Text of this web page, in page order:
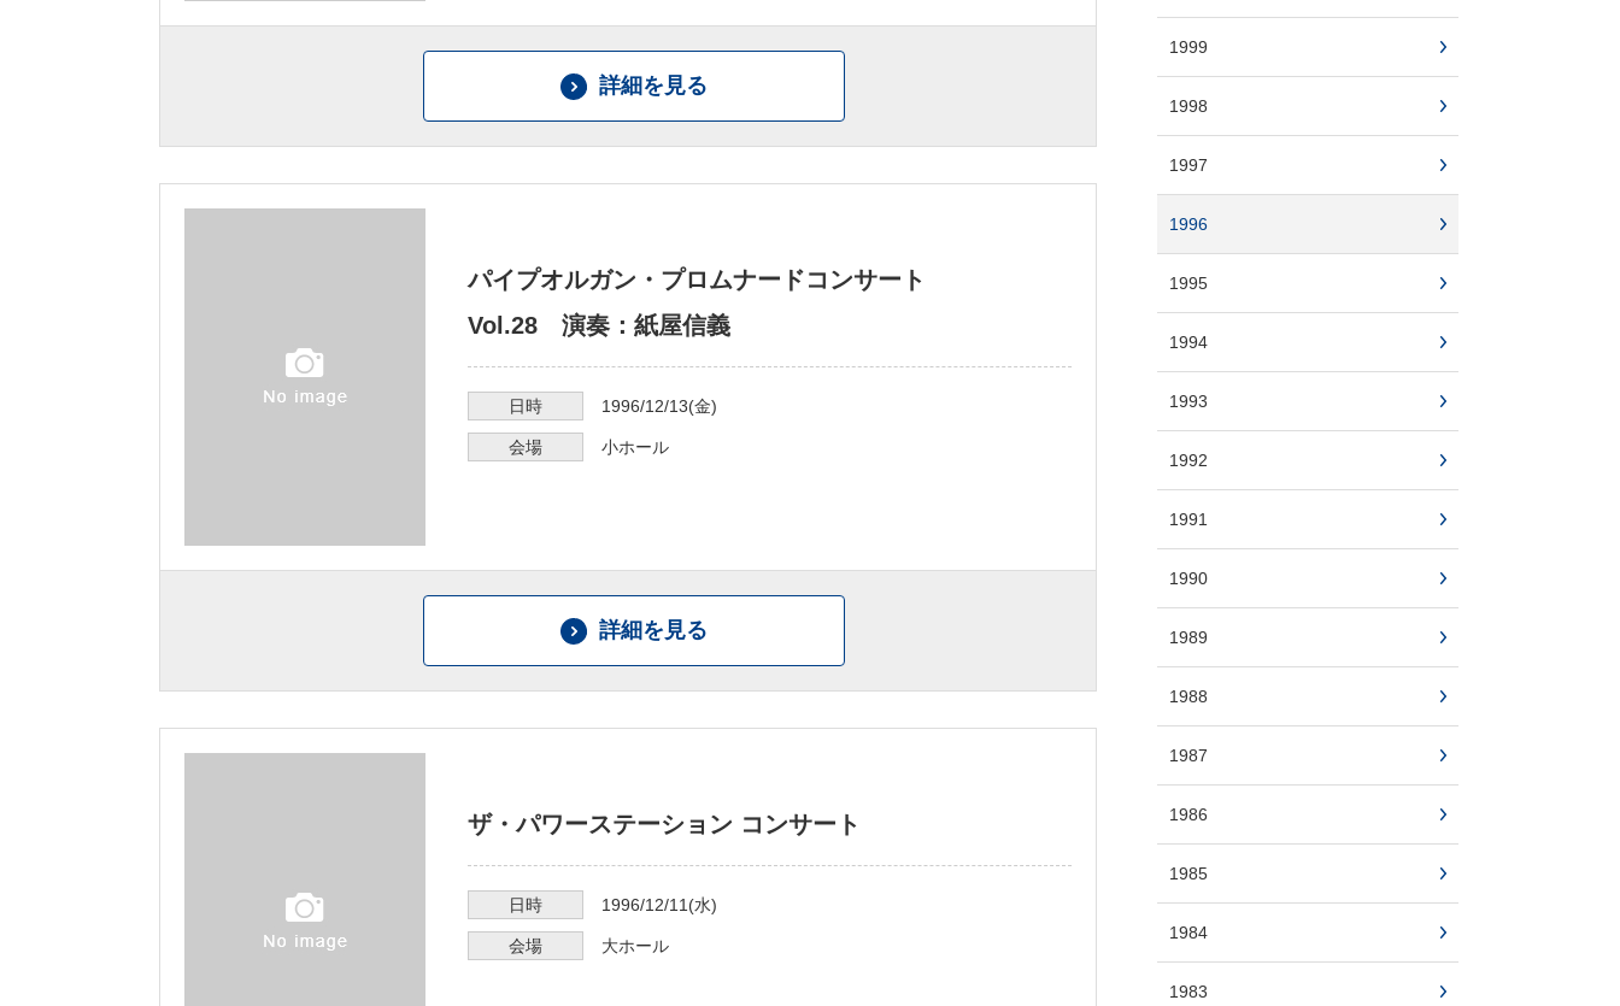
詳細を見る
パイプオルガン・プロムナードコンサート
Vol.28 演奏：紙屋信義
日時 1996/12/13(金)
会場 小ホール
詳細を見る
ザ・パワーステーション コンサート
日時 1996/12/11 (水)
会場 大ホール
1999
1998
1997
1996
1995
1994
1993
1992
1991
1990
1989
1988
1987
1986
1985
1984
1983